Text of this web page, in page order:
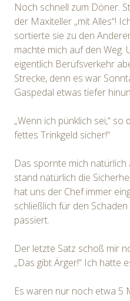
Noch schnell zum Döner.
der Maxiteller „mit Alles“!
sortierte sie zu den
machte mich auf den Weg.
eigentlich Berufsverkehr
Strecke, denn es war
Gaspedal etwas tiefer
„Wenn ich pünklich sei,“
fettes Trinkgeld sicher!“
Das spornte mich natürlich
stand natürlich die
hat uns der Chef immer
schließlich für den
passiert.
Der letzte Satz schoß mir
„Das gibt Ärger!“ Ich hatte
Es waren nur noch etwa 5